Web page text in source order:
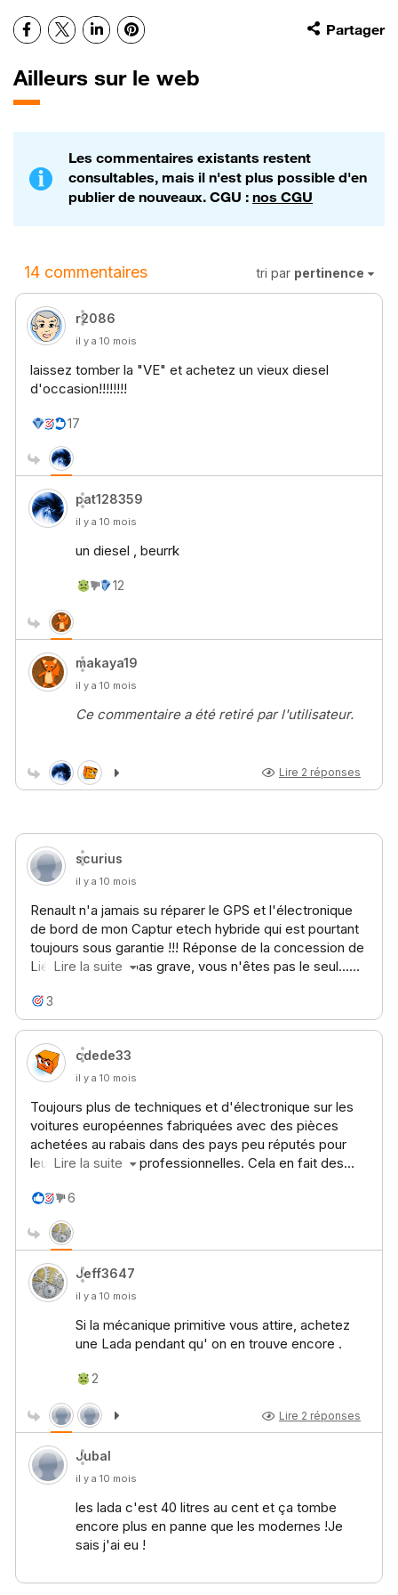
Partager
Facebook
X LinkedInPinterest
Ailleurs sur le web
Les commentaires existants restent
consultables, mais il n'est plus possible d'en
publier de nouveaux. CGU : nos CGU